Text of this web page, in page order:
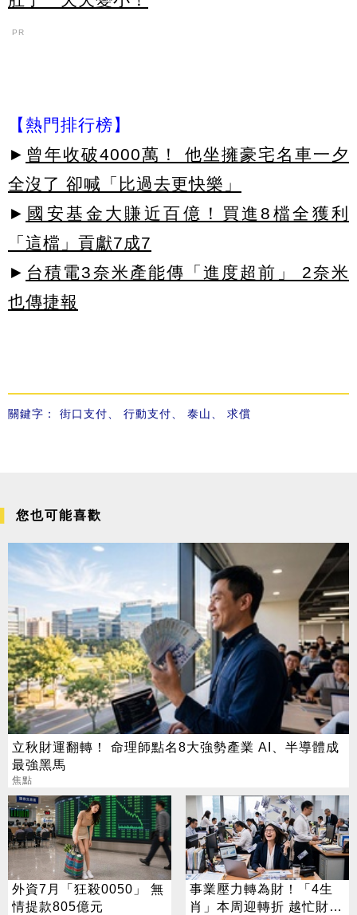
PR
【熱門排行榜】
► 曾年收破4000萬！ 他坐擁豪宅名車一夕
全沒了 卻喊「比過去更快樂」
► 國安基金大賺近百億！買進8檔全獲利
「這檔」貢獻7成7
► 台積電3奈米產能傳「進度超前」 2奈米
也傳捷報
關鍵字： 街口支付 行動支付 泰山 求償
您也可能喜歡
立秋財運翻轉！ 命理師點名8大強勢產業 AI、半導體成
最強黑馬
焦點
外資7月「狂殺0050」 無
情提款805億元
事業壓力轉為財！「4生
肖」本周迎轉折 越忙財運